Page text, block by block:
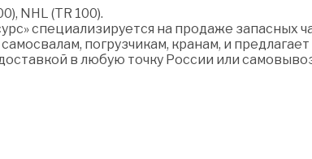
NHL (TR 100).
специализируется на продаже запасных
погрузчикам, кранам, и
в любую точку России или